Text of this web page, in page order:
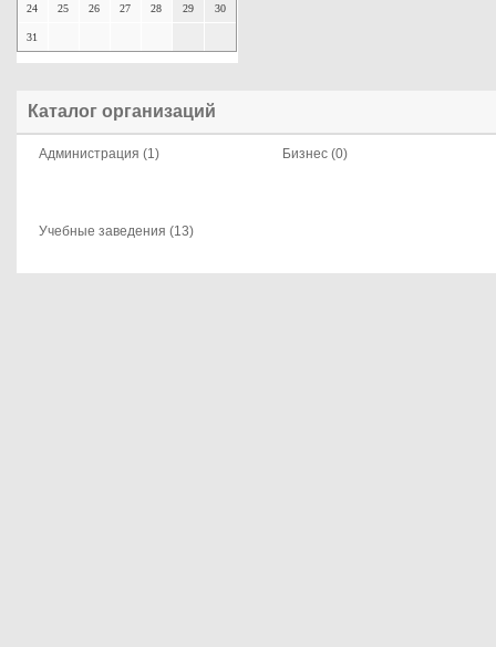
24 25 26 27 28 29 30
31
Каталог организаций
Администрация (1) Бизнес (0)
Учебные заведения (13)